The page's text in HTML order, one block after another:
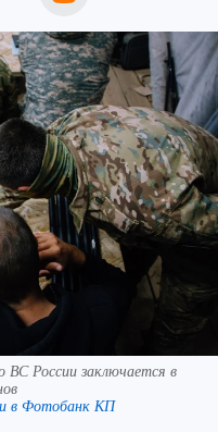
России заключается в
в Фотобанк КП